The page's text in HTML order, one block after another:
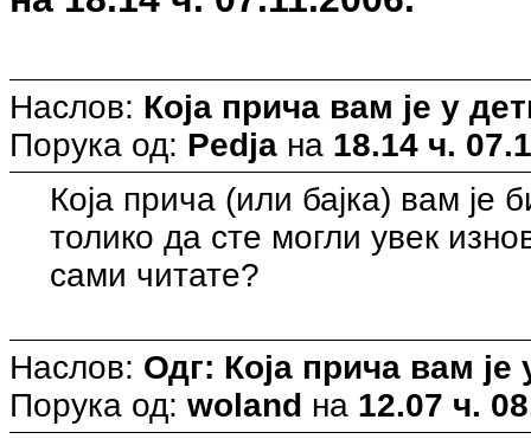
Наслов: Која прича вам је у
Порука од: Pedja на 18.14 ч.
Која прича (или бајка) вам је
толико да сте могли увек
сами читате?
Наслов: Одг: Која прича вам
Порука од: woland на 12.07 ч.